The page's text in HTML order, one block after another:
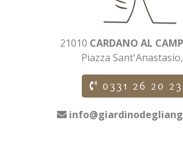
21010 CARDANO AL
Piazza
0331 26 20 23